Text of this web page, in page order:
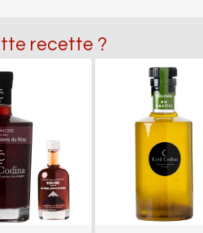
recette ?